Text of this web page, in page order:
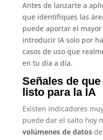
Antes de lanzarte a
que identifiques las
puede aportar el
introducir IA solo por
casos de uso que
en tu día a día.
Señales de
listo para la IA
Existen indicadores
puede dar el salto hoy
volúmenes de datosde